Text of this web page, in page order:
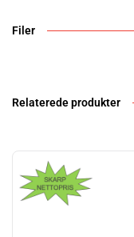
Filer
Relaterede produkter